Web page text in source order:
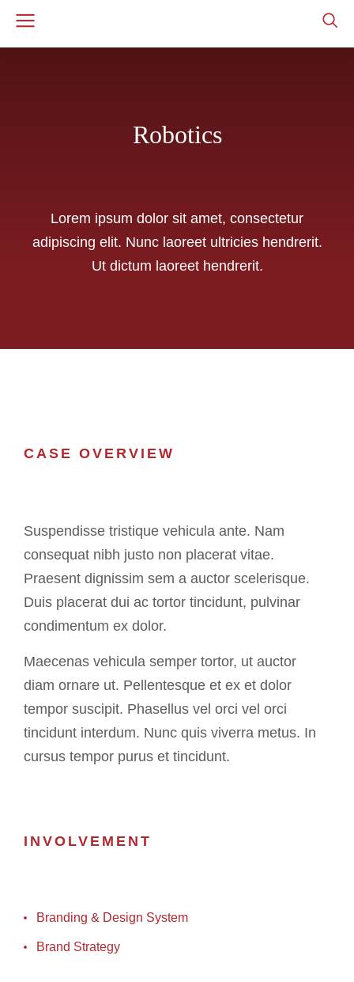
Robotics
Lorem ipsum dolor sit amet, consectetur
adipiscing elit. Nunc laoreet ultricies hendrerit.
Ut dictum laoreet hendrerit.
CASE OVERVIEW
Suspendisse tristique vehicula ante. Nam
consequat nibh justo non placerat vitae.
Praesent dignissim sem a auctor scelerisque.
Duis placerat dui ac tortor tincidunt, pulvinar
condimentum ex dolor.
Maecenas vehicula semper tortor, ut auctor
diam ornare ut. Pellentesque et ex et dolor
tempor suscipit. Phasellus vel orci vel orci
tincidunt interdum. Nunc quis viverra metus. In
cursus tempor purus et tincidunt.
INVOLVEMENT
Branding & Design System
Brand Strategy